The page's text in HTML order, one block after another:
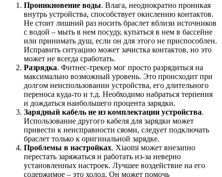
Проникновение воды. Влага, неоднократно проникая
внутрь устройства, способствует окислению контактов.
Не стоит лишний раз носить браслет вблизи источников
с водой – мыть в нем посуду, купаться в нем в бассейне
или принимать душ, если он для этого не приспособлен.
Исправить ситуацию может зачистка контактов, но это
может не всегда сработать.
Разрядка. Фитнес-трекер мог просто разрядиться на
максимально возможный уровень. Это происходит при
долгом неиспользовании устройства, его длительного
переноса куда-то и т.д. Необходимо набраться терпения
и дождаться наибольшего процента зарядки.
Зарядный кабель не из комплектации устройства.
Использование другого кабеля для зарядки может
привести к неисправности сяоми, следует подключать
браслет только к оригинальной зарядке.
Проблемы в настройках. Xiaomi может внезапно
перестать заряжаться и работать из-за неверно
установленных настроек. Лучшее воздействие на его
содержимое – это холод. Он может помочь